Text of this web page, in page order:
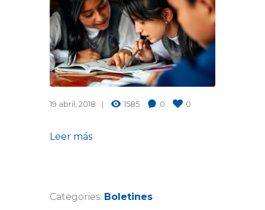
19 abril, 2018 1585 0 0
Leer más
Categories: Boletines